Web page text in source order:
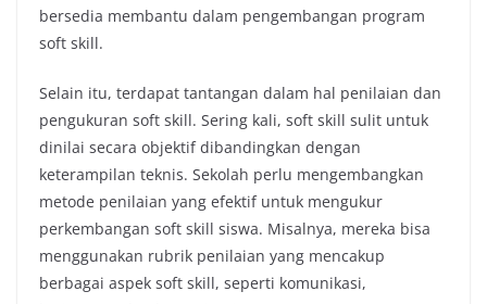
bersedia membantu dalam pengembangan program
soft skill.
Selain itu, terdapat tantangan dalam hal penilaian dan
pengukuran soft skill. Sering kali, soft skill sulit untuk
dinilai secara objektif dibandingkan dengan
keterampilan teknis. Sekolah perlu mengembangkan
metode penilaian yang efektif untuk mengukur
perkembangan soft skill siswa. Misalnya, mereka bisa
menggunakan rubrik penilaian yang mencakup
berbagai aspek soft skill, seperti komunikasi,